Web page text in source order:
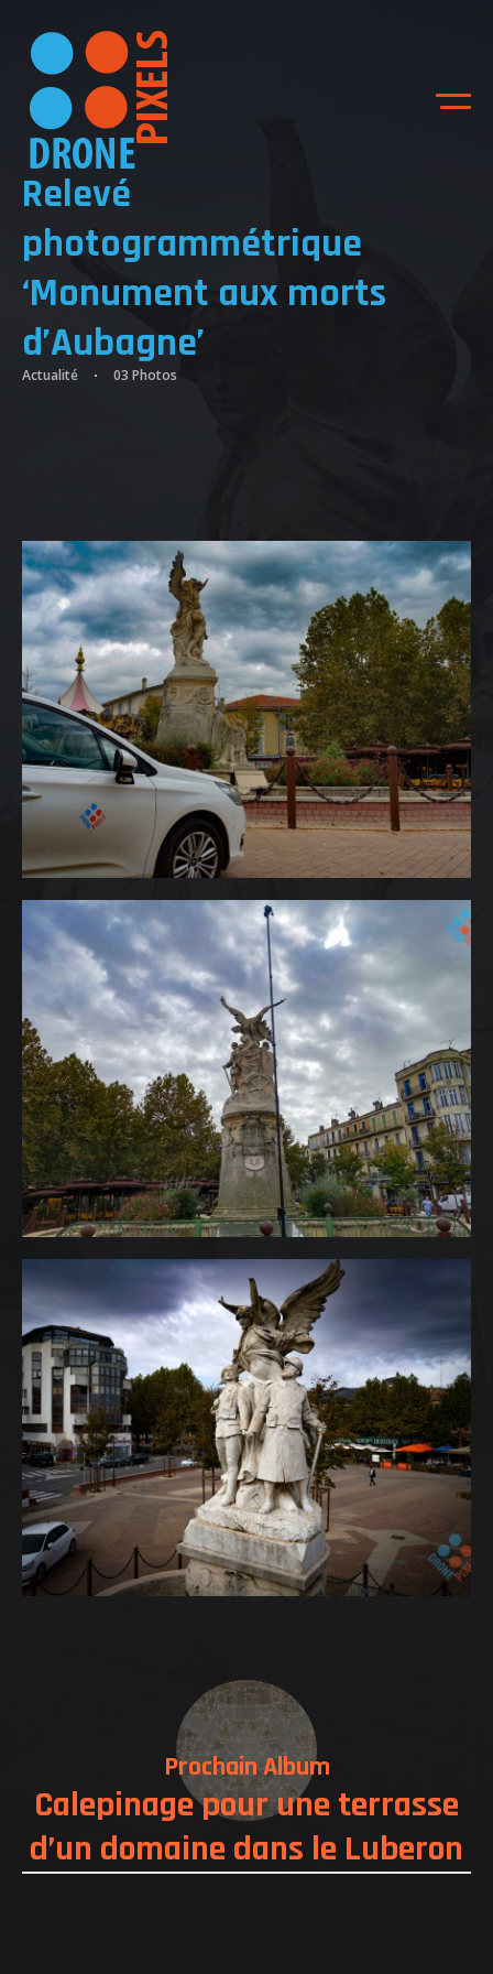
ACCUEIL
NOS DIFFERENTES
PRESTATIONS
NOS REALISATIONS
QUI EST DERRIERE
NOUS CONTACTER
ATTESTATIONS
Relevé
photogrammétrique
‘Monument aux morts
d’Aubagne’
Actualité 03 Photos
Prochain Album
Calepinage pour une terrasse
d’un domaine dans le Luberon